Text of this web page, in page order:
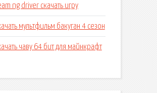
ng driver скачать игру
мультфильм бакуган 4 сезон
чаву 64 бит для майнкрафт